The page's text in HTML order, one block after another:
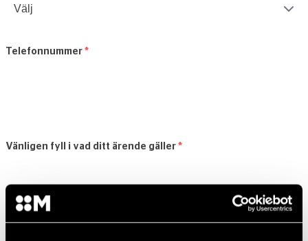
Telefonnummer*
Vänligen fyll i vad ditt ärende gäller*